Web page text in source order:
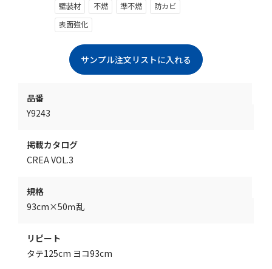
壁装材 不燃 準不燃
防カビ
表面強化
品番
Y9243
掲載カタログ
CREA VOL.3
規格
93cm×50ｍ乱
リピート
タテ125cm ヨコ93cm